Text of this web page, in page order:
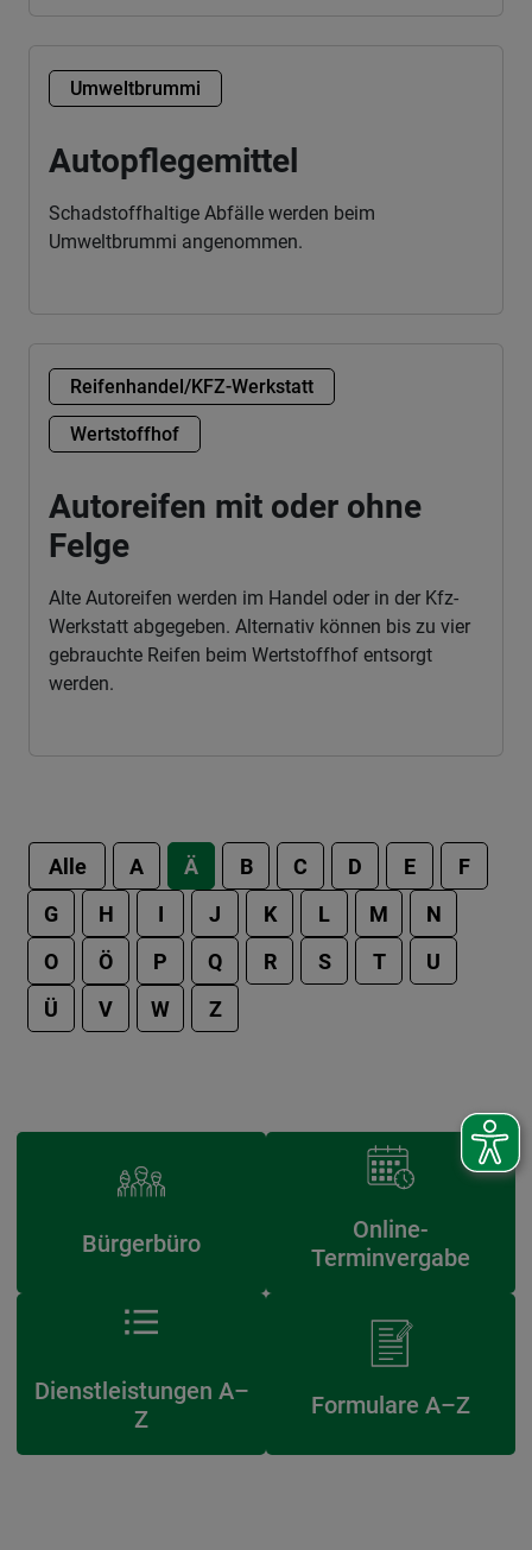
Umweltbrummi
Autopflegemittel
Schadstoffhaltige Abfälle werden beim
Umweltbrummi angenommen.
Reifenhandel/KFZ-Werkstatt
Wertstoffhof
Autoreifen mit oder ohne
Felge
Alte Autoreifen werden im Handel oder in der Kfz-
Werkstatt abgegeben. Alternativ können bis zu vier
gebrauchte Reifen beim Wertstoffhof entsorgt
werden.
Alle A Ä B C D E
F
G
H I J K L M
N
O
Ö P Q R S T
U
Ü
V W Z
Bürgerbüro
Online-
Terminvergabe
Dienstleistungen A–
Z
Formulare A–Z